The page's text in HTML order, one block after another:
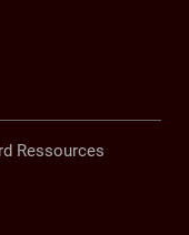
Ressources